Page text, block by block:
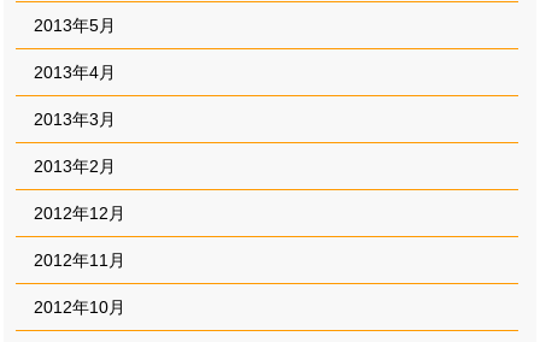
2013年5月
2013年4月
2013年3月
2013年2月
2012年12月
2012年11月
2012年10月